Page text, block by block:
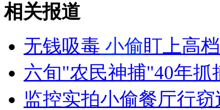
取款机出错"取一送一"双倍吐钱
山西运城恶犬咬伤多人 警民合力深夜将其击毙
相关报道
无钱吸毒 小偷盯上高
六旬"农民神捕"40年抓
监控实拍小偷餐厅行